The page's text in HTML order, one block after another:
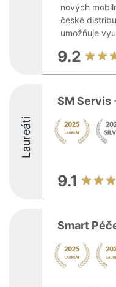
nových
české
umožňuje
9.2
Laureáti
SM Servis
9.1
Smart